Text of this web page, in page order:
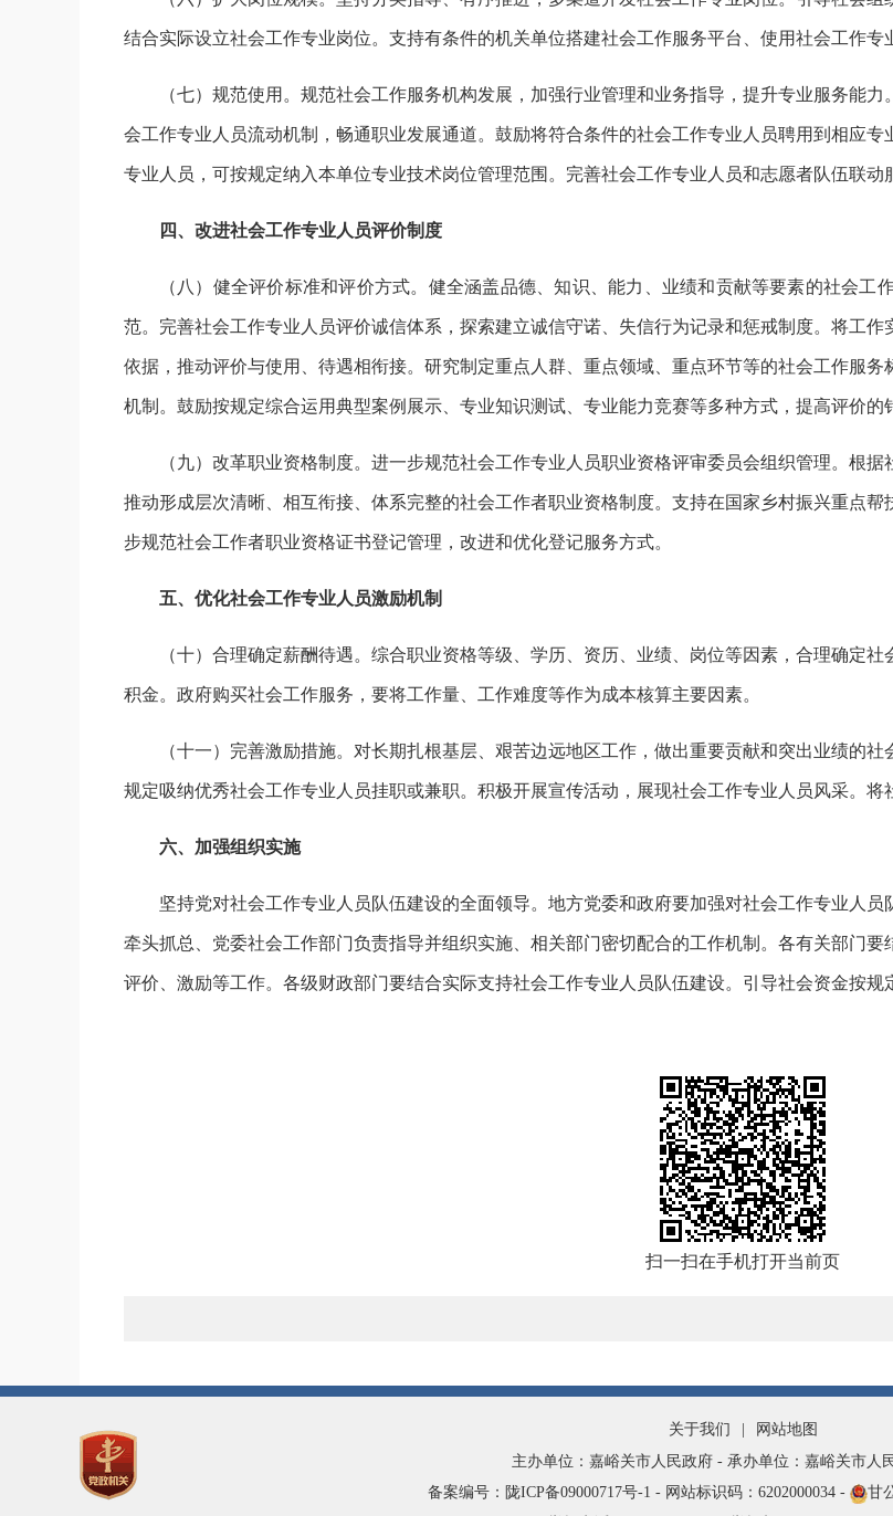
结合实际设立社会工作专业岗位。支持有条件的机关单位搭建社会工作服务平台、使用社会工作专
（七）规范使用。规范社会工作服务机构发展，加强行业管理和业务指导，提升专业服务能
会工作专业人员流动机制，畅通职业发展通道。鼓励将符合条件的社会工作专业人员聘用到相应
专业人员，可按规定纳入本单位专业技术岗位管理范围。完善社会工作专业人员和志愿者队伍联动
四、改进社会工作专业人员评价制度
（八）健全评价标准和评价方式。健全涵盖品德、知识、能力、业绩和贡献等要素的社会
范。完善社会工作专业人员评价诚信体系，探索建立诚信守诺、失信行为记录和惩戒制度。将工
依据，推动评价与使用、待遇相衔接。研究制定重点人群、重点领域、重点环节等的社会工作服
机制。鼓励按规定综合运用典型案例展示、专业知识测试、专业能力竞赛等多种方式，提高评价的
（九）改革职业资格制度。进一步规范社会工作专业人员职业资格评审委员会组织管理。根
推动形成层次清晰、相互衔接、体系完整的社会工作者职业资格制度。支持在国家乡村振兴重点
步规范社会工作者职业资格证书登记管理，改进和优化登记服务方式。
五、优化社会工作专业人员激励机制
（十）合理确定薪酬待遇。综合职业资格等级、学历、资历、业绩、岗位等因素，合理确定
积金。政府购买社会工作服务，要将工作量、工作难度等作为成本核算主要因素。
（十一）完善激励措施。对长期扎根基层、艰苦边远地区工作，做出重要贡献和突出业绩的
规定吸纳优秀社会工作专业人员挂职或兼职。积极开展宣传活动，展现社会工作专业人员风采。将
六、加强组织实施
坚持党对社会工作专业人员队伍建设的全面领导。地方党委和政府要加强对社会工作专业人
牵头抓总、党委社会工作部门负责指导并组织实施、相关部门密切配合的工作机制。各有关部门要
评价、激励等工作。各级财政部门要结合实际支持社会工作专业人员队伍建设。引导社会资金按规
扫一扫在手机打开当前页
关于我们
网站地图
主办单位：嘉峪关市人民政府 - 承办单位：嘉峪关市人
备案编号：陇ICP备09000717号-1 - 网站标识码：6202000034 - 甘